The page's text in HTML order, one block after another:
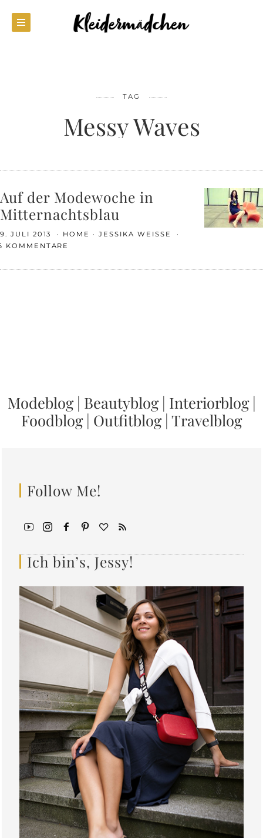
TAG
Messy Waves
Auf der Modewoche in
Mitternachtsblau
9. JULI 2013 HOME
JESSIKA WEISSE
KOMMENTARE
Modeblog| Beautyblog| Interiorblog|
Foodblog| Outfitblog| Travelblog
Follow Me!
Ich bin’s, Jessy!